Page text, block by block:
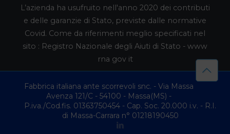
L’azienda ha usufruito nell'anno 2020 dei contributi
e delle garanzie di Stato, previste dalle normative
Covid. Come da riferimenti meglio specificati nel
sito : Registro Nazionale degli Aiuti di Stato - www
rna gov it
Fabbrica italiana ante scorrevoli snc. - Via Massa
Avenza 121/C - 54100 - Massa(MS) -
P.iva./Cod.fis. 01363750454 - Cap. Soc. 20.000 i.v. - R.I.
di Massa-Carrara n° 01218190450